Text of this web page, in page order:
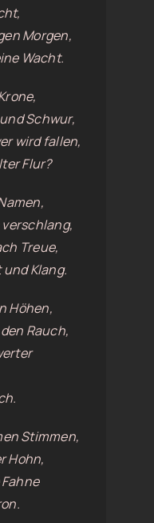
Morgen,
Wacht.
Schwur,
wird fallen,
Flur?
Treue,
Klang.
Höhen,
Rauch,
Stimmen,
Hohn,